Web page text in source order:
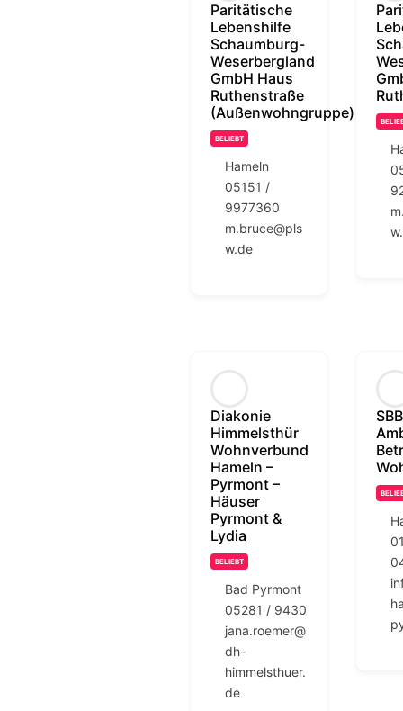
Paritätische
Lebenshilfe
Schaumburg-
Weserbergland
GmbH Haus
Ruthenstraße
(Außenwohngruppe)
BELIEBT
Hameln
05151 /
9977360
m.bruce@pls
w.de
Diakonie
Himmelsthür
Wohnverbund
Hameln –
Pyrmont –
Häuser
Pyrmont &
Lydia
BELIEBT
Bad Pyrmont
05281 / 9430
jana.roemer@
dh-
himmelsthuer.
de